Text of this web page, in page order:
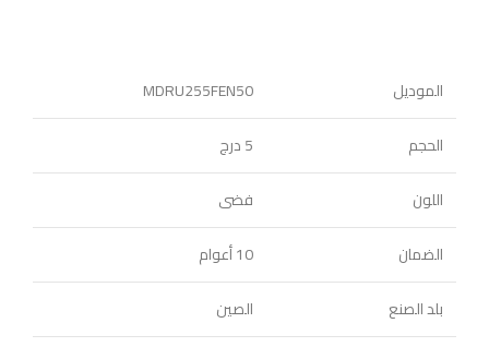
الموديل
MDRU255FEN50
الحجم
5 درج
اللون
فضى
الضمان
10 أعوام
بلد الصنع
الصين